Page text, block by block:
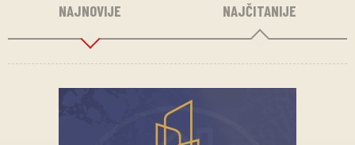
NAJNOVIJE NAJČITANIJE